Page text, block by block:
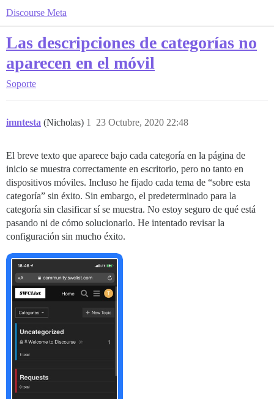
Discourse Meta
Las descripciones de categorías no
aparecen en el móvil
Soporte
imntesta (Nicholas) 23 Octubre, 2020 22:48
1
El breve texto que aparece bajo cada categoría en la página de
inicio se muestra correctamente en escritorio, pero no tanto en
dispositivos móviles. Incluso he fijado cada tema de “sobre esta
categoría” sin éxito. Sin embargo, el predeterminado para la
categoría sin clasificar sí se muestra. No estoy seguro de qué está
pasando ni de cómo solucionarlo. He intentado revisar la
configuración sin mucho éxito.